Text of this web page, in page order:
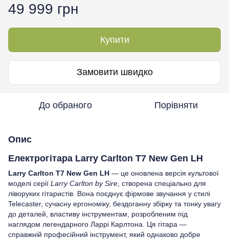
49 999 грн
Купити
Замовити швидко
До обраного Порівняти
Опис
Електрогітара Larry Carlton T7 New Gen LH
Larry Carlton T7 New Gen LH — це оновлена версія культової
моделі серії Larry Carlton by Sire , створена спеціально для
ліворуких гітаристів. Вона поєднує фірмове звучання у стилі
Telecaster, сучасну ергономіку, бездоганну збірку та тонку увагу
до деталей, властиву інструментам, розробленим під
наглядом легендарного Ларрі Карлтона. Ця гітара —
справжній професійний інструмент, який однаково добре